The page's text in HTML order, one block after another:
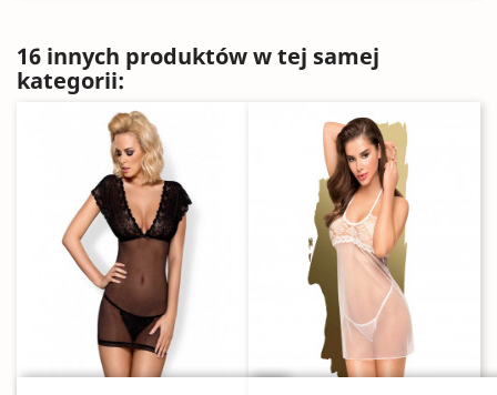
16 innych produktów w tej samej
kategorii: